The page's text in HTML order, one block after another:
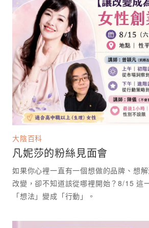
大陰百科
凡妮莎的粉絲見面會
如果你心裡一直有一個想做的品牌、想
改變，卻不知道該從哪裡開始？8/15 這
「想法」變成「行動」。